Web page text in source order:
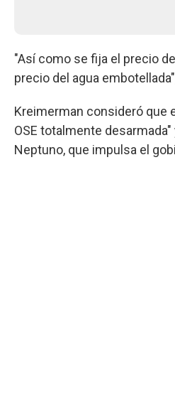
"Así como se fija el precio
precio del agua
Kreimerman consideró que
OSE totalmente
Neptuno, que impulsa el